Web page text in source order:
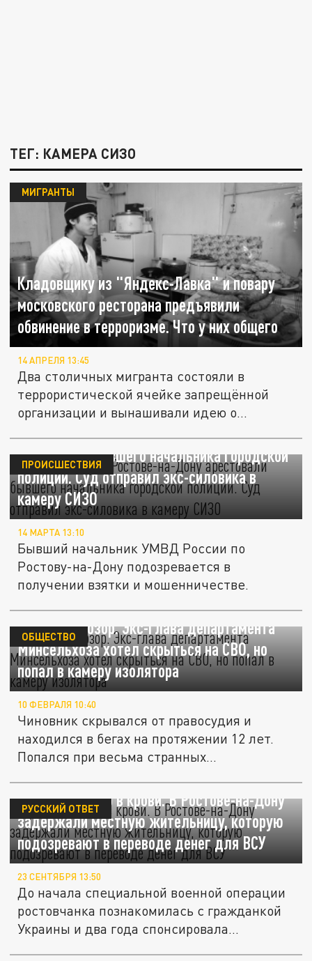
ТЕГ: КАМЕРА СИЗО
Кладовщику из "Яндекс-Лавка" и повару
московского ресторана предъявили
обвинение в терроризме. Что у них общего
МИГРАНТЫ
14 АПРЕЛЯ 13:45
Два столичных мигранта состояли в
террористической ячейке запрещённой
организации и вынашивали идею о
Всё по закону. В Ростове-на-Дону
арестовали бывшего начальника городской
полиции. Суд отправил экс-силовика в
камеру СИЗО
ПРОИСШЕСТВИЯ
14 МАРТА 13:10
Бывший начальник УМВД России по
Ростову-на-Дону подозревается в
получении взятки и мошенничестве.
Не смыть позор. Экс-глава департамента
Минсельхоза хотел скрыться на СВО, но
попал в камеру изолятора
ОБЩЕСТВО
10 ФЕВРАЛЯ 10:40
Чиновник скрывался от правосудия и
находился в бегах на протяжении 12 лет.
Попался при весьма странных...
Предательство в крови. В Ростове-на-Дону
задержали местную жительницу, которую
подозревают в переводе денег для ВСУ
РУССКИЙ ОТВЕТ
23 СЕНТЯБРЯ 13:50
До начала специальной военной операции
ростовчанка познакомилась с гражданкой
Украины и два года спонсировала...